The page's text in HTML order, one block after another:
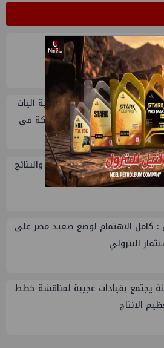
انتحال صفة الزلزال
يبحث مع إكسون موبيل العالمية آليات
التفاهم لربط اكتشافات الشركة في
التحتية المصرية
البترول...بين حساب الأداء والنتائج
: كامل الاهتمام لوضع صعيد مصر على
البترولي
يجتمع بقيادات عجيبة لمناقشة خطط
الانتاج